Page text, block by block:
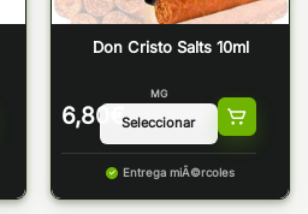
Don Cristo Salts 10ml
6,80 €
MG
Entrega miÃ©rcoles